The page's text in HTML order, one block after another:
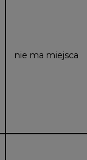
nie ma miejsca